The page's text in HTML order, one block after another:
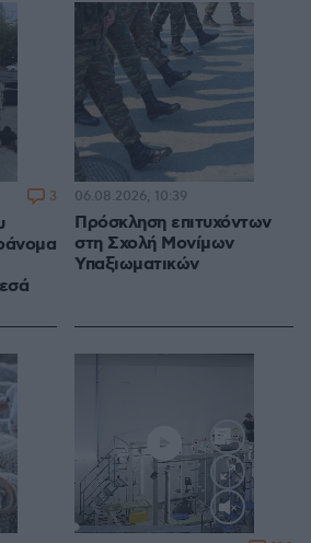
3
Πρόσκληση επιτυχόντων
στη Σχολή Μονίμων
Υπαξιωματικών
06.08.2026, 10:39
Loaded :